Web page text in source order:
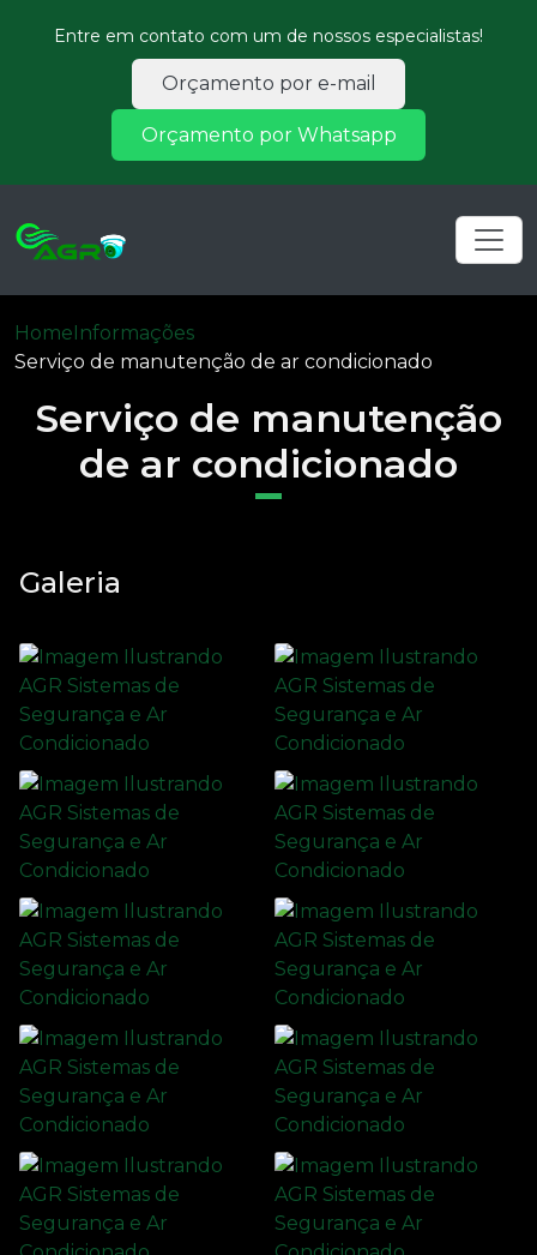
Entre em contato com um de nossos especialistas!
Orçamento por e-mail
Orçamento por Whatsapp
HomeInformações
Serviço de manutenção de ar condicionado
Serviço de manutenção
de ar condicionado
Galeria